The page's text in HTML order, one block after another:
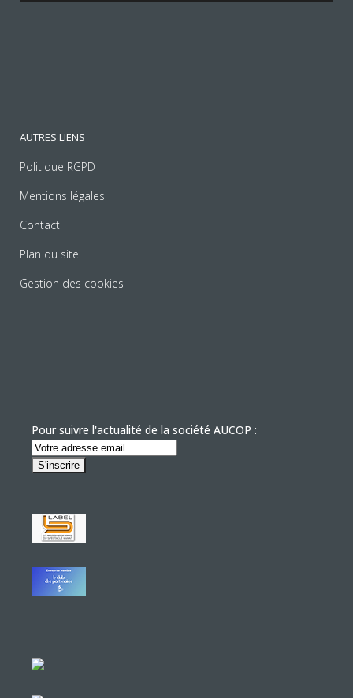
AUTRES LIENS
Politique RGPD
Mentions légales
Contact
Plan du site
Gestion des cookies
Pour suivre l'actualité de la société AUCOP :